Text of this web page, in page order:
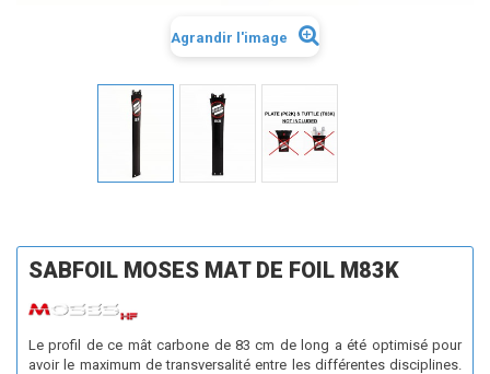
Agrandir l'image
SABFOIL MOSES MAT DE FOIL M83K
Le profil de ce mât carbone de 83 cm de long a été optimisé pour
avoir le maximum de transversalité entre les différentes disciplines.